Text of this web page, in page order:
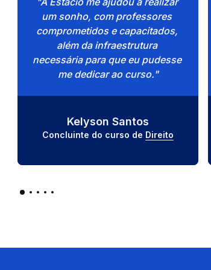
um sonho, com professores
comprometidos e capacitados,
além da infraestrutura
necessária para que eu pudesse
me dedicar ao curso."
Kelyson Santos
Concluinte do curso de Direito